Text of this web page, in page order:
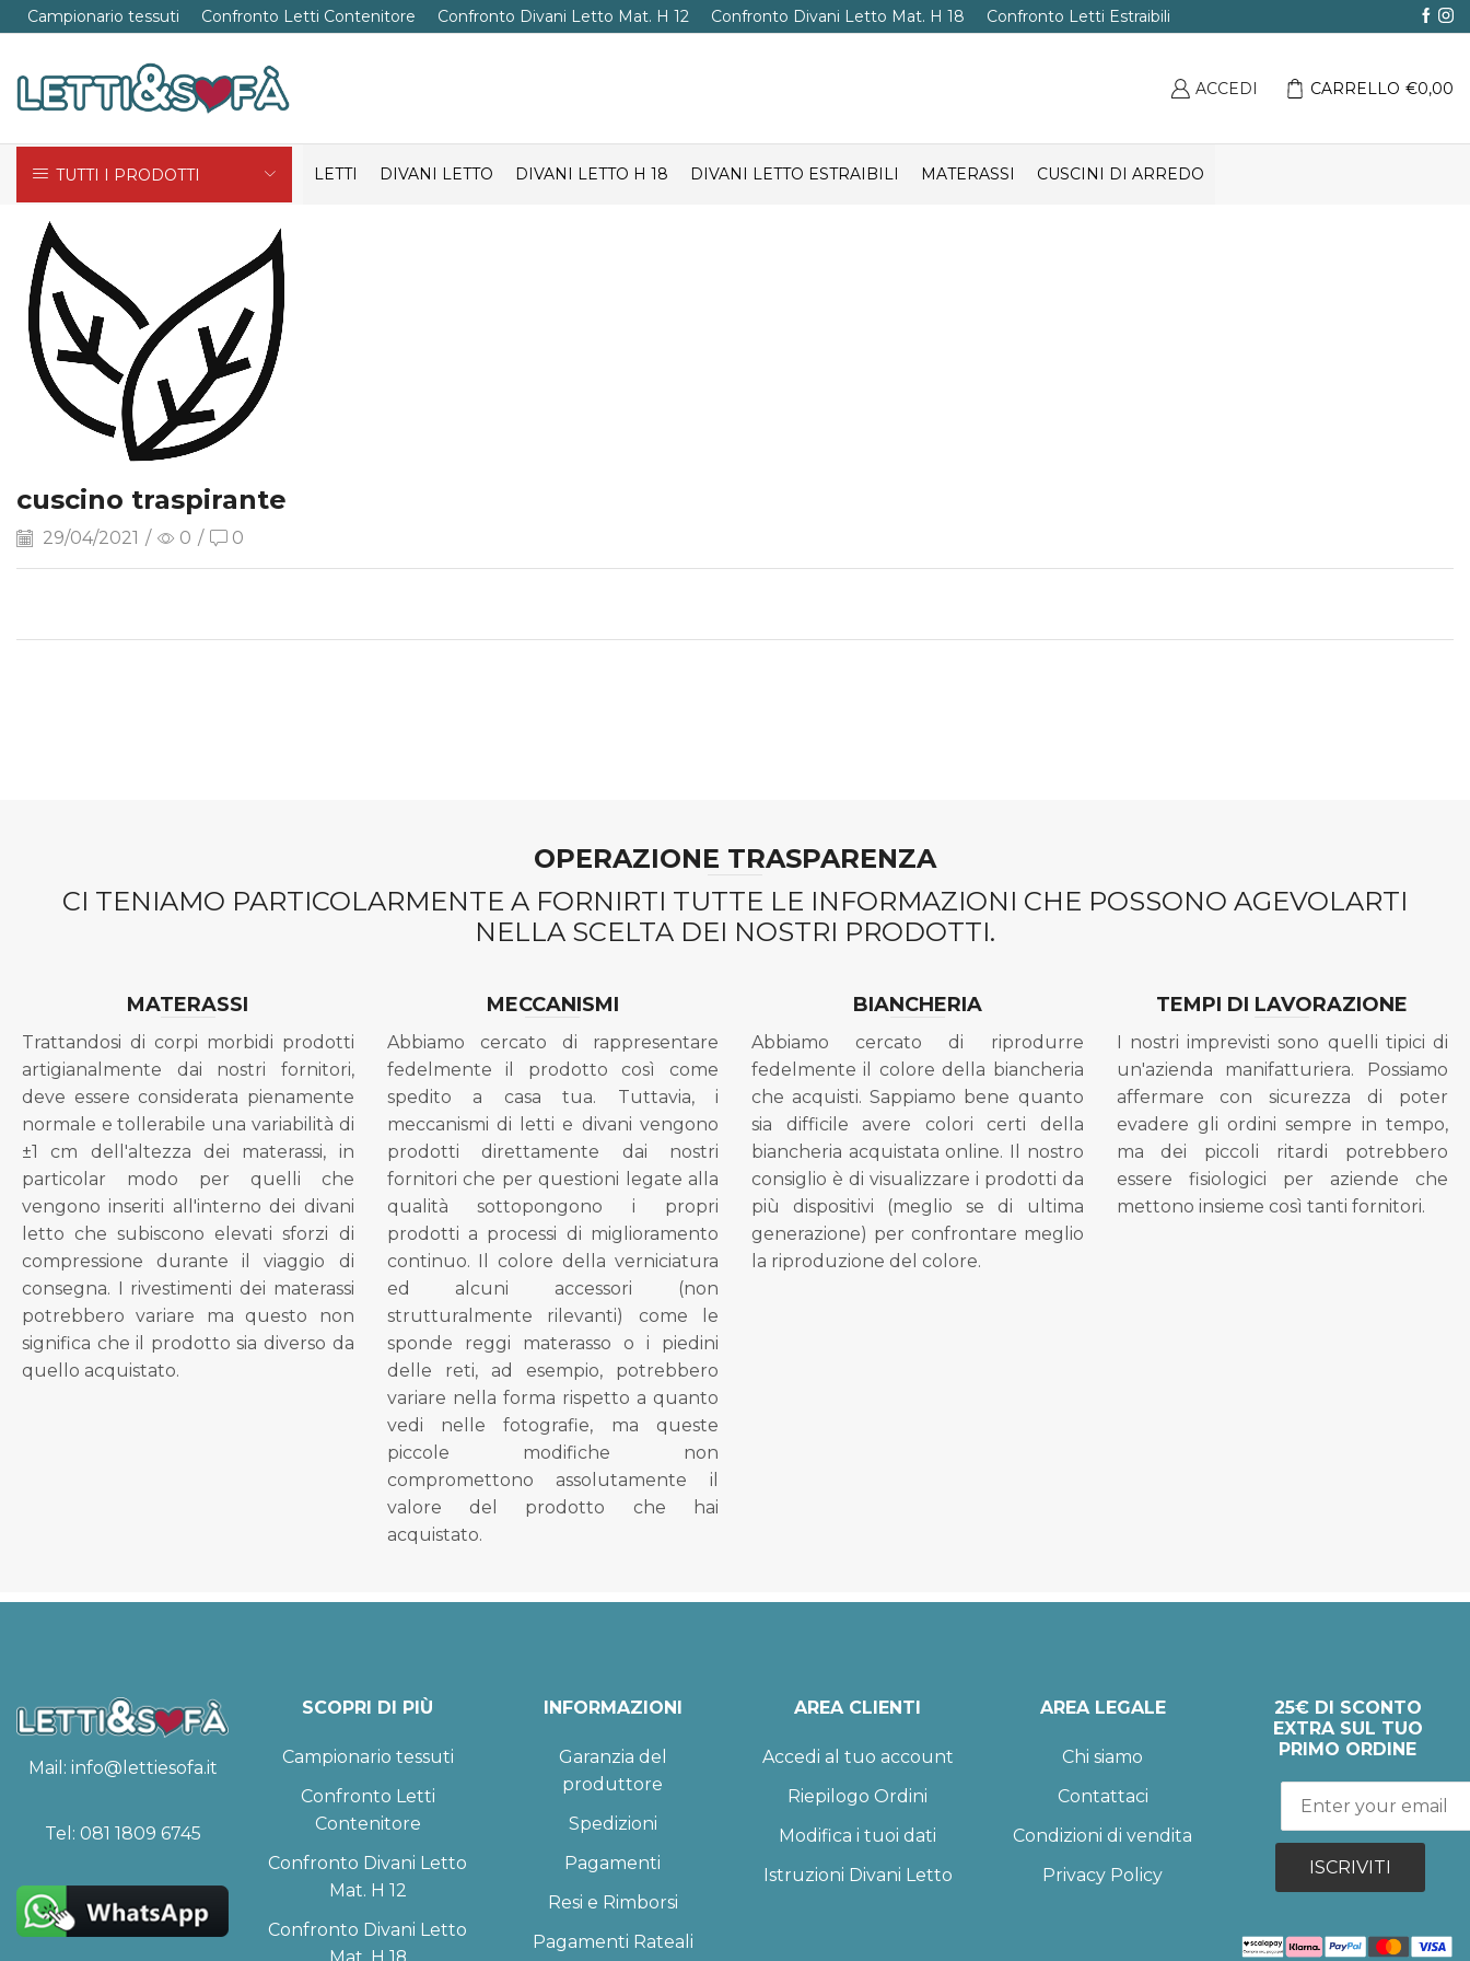
Campionario tessuti Confronto Letti Contenitore Confronto Divani Letto Mat. H 12 Confronto Divani Letto Mat. H 18 Confronto Letti Estraibili
ACCEDI CARRELLO €0,00
TUTTI I PRODOTTI LETTI DIVANI LETTO DIVANI LETTO H 18 DIVANI LETTO ESTRAIBILI MATERASSI CUSCINI DI ARREDO
cuscino traspirante
29/04/2021 / 0 / 0
OPERAZIONE TRASPARENZA
CI TENIAMO PARTICOLARMENTE A FORNIRTI TUTTE LE INFORMAZIONI CHE POSSONO AGEVOLARTI
NELLA SCELTA DEI NOSTRI PRODOTTI.
MATERASSI
Trattandosi di corpi morbidi prodotti
artigianalmente dai nostri fornitori,
deve essere considerata pienamente
normale e tollerabile una variabilità di
±1 cm dell'altezza dei materassi, in
particolar modo per quelli che
vengono inseriti all'interno dei divani
letto che subiscono elevati sforzi di
compressione durante il viaggio di
consegna. I rivestimenti dei materassi
potrebbero variare ma questo non
significa che il prodotto sia diverso da
quello acquistato.
MECCANISMI
Abbiamo cercato di rappresentare
fedelmente il prodotto così come
spedito a casa tua. Tuttavia, i
meccanismi di letti e divani vengono
prodotti direttamente dai nostri
fornitori che per questioni legate alla
qualità sottopongono i propri
prodotti a processi di miglioramento
continuo. Il colore della verniciatura
ed alcuni accessori (non
strutturalmente rilevanti) come le
sponde reggi materasso o i piedini
delle reti, ad esempio, potrebbero
variare nella forma rispetto a quanto
vedi nelle fotografie, ma queste
piccole modifiche non
compromettono assolutamente il
valore del prodotto che hai
acquistato.
BIANCHERIA
Abbiamo cercato di riprodurre
fedelmente il colore della biancheria
che acquisti. Sappiamo bene quanto
sia difficile avere colori certi della
biancheria acquistata online. Il nostro
consiglio è di visualizzare i prodotti da
più dispositivi (meglio se di ultima
generazione) per confrontare meglio
la riproduzione del colore.
TEMPI DI LAVORAZIONE
I nostri imprevisti sono quelli tipici di
un'azienda manifatturiera. Possiamo
affermare con sicurezza di poter
evadere gli ordini sempre in tempo,
ma dei piccoli ritardi potrebbero
essere fisiologici per aziende che
mettono insieme così tanti fornitori.
Mail: info@lettiesofa.it
Tel: 081 1809 6745
SCOPRI DI PIÙ
Campionario tessuti
Confronto Letti
Contenitore
Confronto Divani Letto
Mat. H 12
Confronto Divani Letto
INFORMAZIONI
Garanzia del
produttore
Spedizioni
Pagamenti
Resi e Rimborsi
Pagamenti Rateali
AREA CLIENTI
Accedi al tuo account
Riepilogo Ordini
Modifica i tuoi dati
Istruzioni Divani Letto
AREA LEGALE
Chi siamo
Contattaci
Condizioni di vendita
Privacy Policy
25€ DI SCONTO
EXTRA SUL TUO
PRIMO ORDINE
ISCRIVITI